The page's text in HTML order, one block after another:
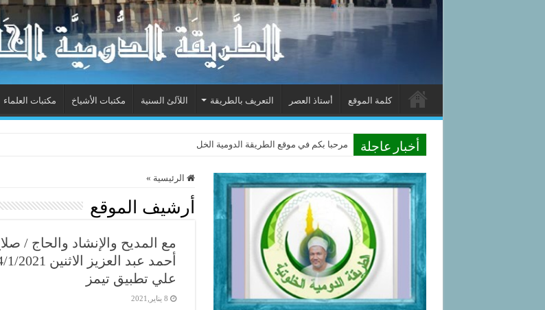
كلمة الموقع أستاذ العصر التعريف بالطريقة اللآلئ السنية مكتبات الأشياخ مكتبات العلماء
أخبار عاجلة مرحبا بكم في موقع الطريقة الدومية الخلوتية بشكله الجديد 2
الرئيسية »
أرشيف الموقع
مع المديح والإنشاد والحاج /
علي تطبيق تيمز
8 يناير,2021